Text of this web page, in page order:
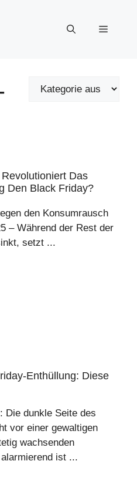
Menü
Das
Den Black Friday?
den Konsumrausch
– Während der Rest der
setzt ...
Enthüllung: Diese
Die dunkle Seite des
vor einer gewaltigen
wachsenden
ist ...